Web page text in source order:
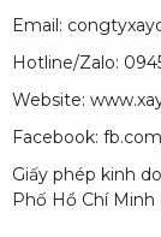
Email:
Hotline/Zalo:
Website:
Facebook:
Giấy phép kinh
Phố Hồ Chí Minh